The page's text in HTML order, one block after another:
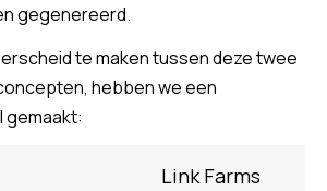
gegenereerd.
te maken tussen deze twee
hebben we een
Link Farms